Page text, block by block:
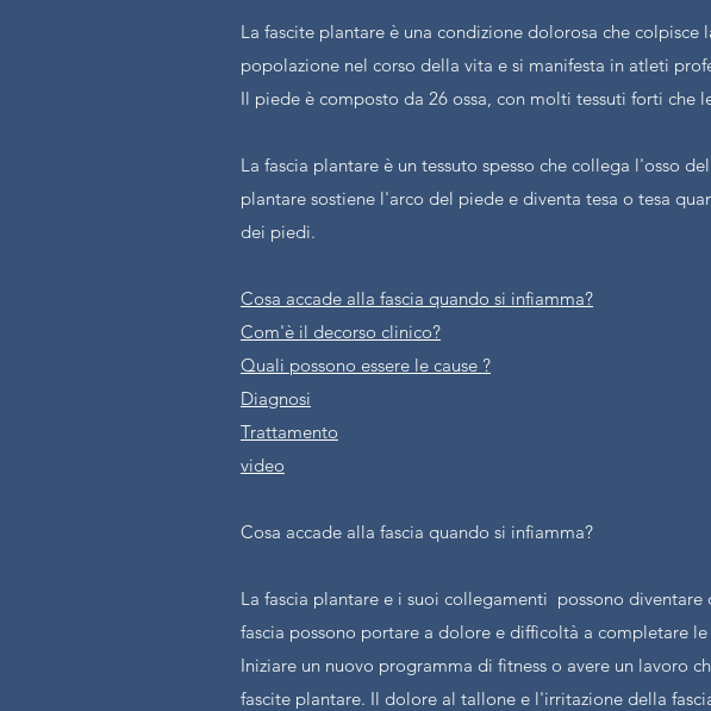
La fascite plantare è una condizione dolorosa che
popolazione nel corso della vita e si manifesta in atleti
Il piede è composto da 26 ossa, con molti tessuti forti che
La fascia plantare è un tessuto spesso che collega l'osso
plantare sostiene l'arco del piede e diventa tesa o tesa
dei piedi.
Cosa accade alla fascia quando si infiamma?
Com'è il decorso clinico?
Quali possono essere le cause ?
Diagnosi
Trattamento
video
Cosa accade alla fascia quando si infiamma?
La fascia plantare e i suoi collegamenti possono
fascia possono portare a dolore e difficoltà a completare
Iniziare un nuovo programma di fitness o avere un lavoro
fascite plantare. Il dolore al tallone e l'irritazione della